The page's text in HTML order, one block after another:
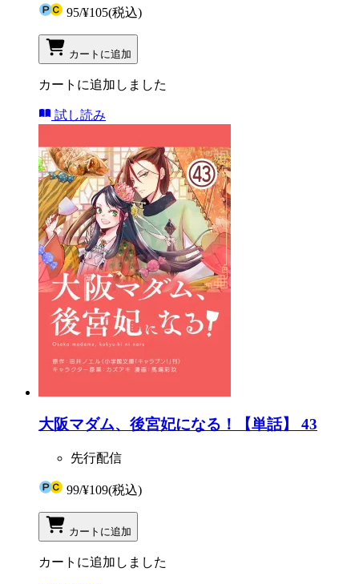
95/¥105(税込)
カートに追加
カートに追加しました
試し読み
大阪マダム、後宮妃になる！【単話】 43
先行配信
99/¥109(税込)
カートに追加
カートに追加しました